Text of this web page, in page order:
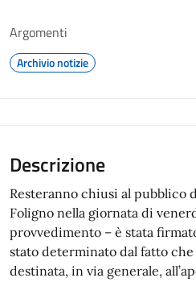
Argomenti
Archivio notizie
Descrizione
Resteranno chiusi al pubblico
Foligno nella giornata di
provvedimento – è stata
stato determinato dal fatto che
destinata, in via generale,